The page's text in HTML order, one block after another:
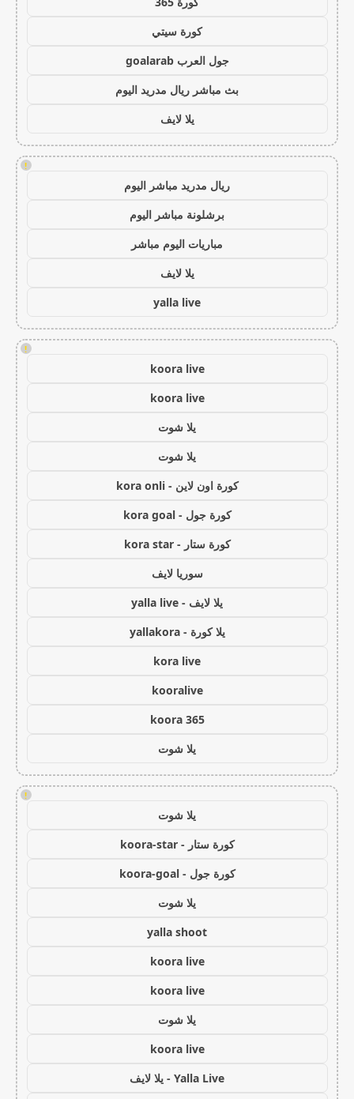
كورة سيتي
جول العرب goalarab
بث مباشر ريال مدريد اليوم
يلا لايف
!
ريال مدريد مباشر اليوم
برشلونة مباشر اليوم
مباريات اليوم مباشر
يلا لايف
yalla live
!
koora live
koora live
يلا شوت
يلا شوت
كورة اون لاين - kora onli
كورة جول - kora goal
كورة ستار - kora star
سوريا لايف
يلا لايف - yalla live
يلا كورة - yallakora
kora live
kooralive
koora 365
يلا شوت
!
يلا شوت
كورة ستار - koora-star
كورة جول - koora-goal
يلا شوت
yalla shoot
koora live
koora live
يلا شوت
koora live
Yalla Live - يلا لايف